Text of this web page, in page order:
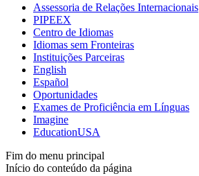
Assessoria de Relações Internacionais
PIPEEX
Centro de Idiomas
Idiomas sem Fronteiras
Instituições Parceiras
English
Español
Oportunidades
Exames de Proficiência em Línguas
Imagine
EducationUSA
Fim do menu principal
Início do conteúdo da página